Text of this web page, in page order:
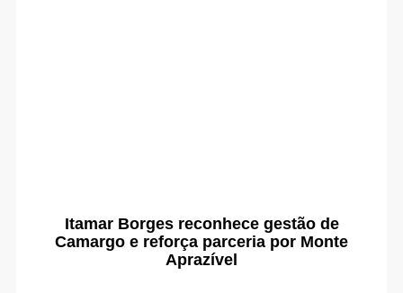
Itamar Borges reconhece gestão de
Camargo e reforça parceria por Monte
Aprazível